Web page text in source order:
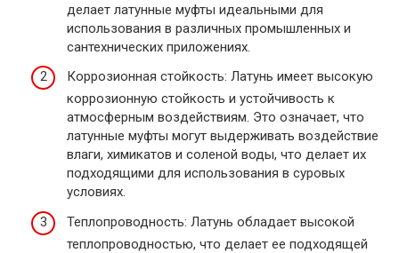
делает латунные муфты идеальными для
использования в различных промышленных и
сантехнических приложениях.
Коррозионная стойкость: Латунь имеет высокую
коррозионную стойкость и устойчивость к
атмосферным воздействиям. Это означает, что
латунные муфты могут выдерживать воздействие
влаги, химикатов и соленой воды, что делает их
подходящими для использования в суровых
условиях.
Теплопроводность: Латунь обладает высокой
теплопроводностью, что делает ее подходящей